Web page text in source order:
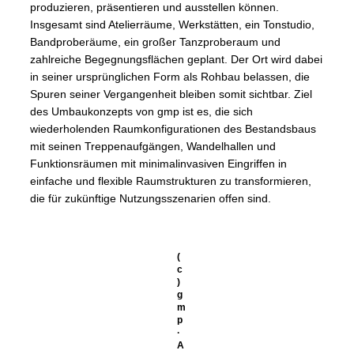
produzieren, präsentieren und ausstellen können.
Insgesamt sind Atelierräume, Werkstätten, ein Tonstudio,
Bandproberäume, ein großer Tanzproberaum und
zahlreiche Begegnungsflächen geplant. Der Ort wird dabei
in seiner ursprünglichen Form als Rohbau belassen, die
Spuren seiner Vergangenheit bleiben somit sichtbar. Ziel
des Umbaukonzepts von gmp ist es, die sich
wiederholenden Raumkonfigurationen des Bestandsbaus
mit seinen Treppenaufgängen, Wandelhallen und
Funktionsräumen mit minimalinvasiven Eingriffen in
einfache und flexible Raumstrukturen zu transformieren,
die für zukünftige Nutzungsszenarien offen sind.
(
c
)
g
m
p
·
A